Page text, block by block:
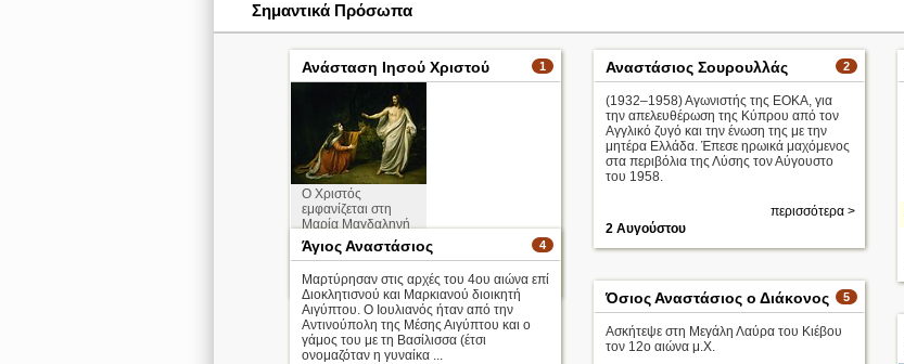
Σημαντικά Πρόσωπα
1
Ανάσταση Ιησού Χριστού
Ο Χριστός
εμφανίζεται στη
Μαρία Μαγδαληνή
μετά την Ανάσταση
Alexander Ivanov
περισσότερα >
2
Αναστάσιος Σουρουλλάς
(1932–1958) Αγωνιστής της ΕΟΚΑ, για
την απελευθέρωση της Κύπρου από τον
Αγγλικό ζυγό και την ένωση της με την
μητέρα Ελλάδα. Έπεσε ηρωικά μαχόμενος
στα περιβόλια της Λύσης τον Αύγουστο
του 1958.
περισσότερα >
2 Αυγούστου
4
Άγιος Αναστάσιος
Μαρτύρησαν στις αρχές του 4ου αιώνα επί
Διοκλητισνού και Μαρκιανού διοικητή
Αιγύπτου. Ο Ιουλιανός ήταν από την
Αντινούπολη της Μέσης Αιγύπτου και ο
γάμος του με τη Βασίλισσα (έτσι
ονομαζόταν η γυναίκα ...
5
Όσιος Αναστάσιος ο Διάκονος
Ασκήτεψε στη Μεγάλη Λαύρα του Κιέβου
τον 12ο αιώνα μ.Χ.